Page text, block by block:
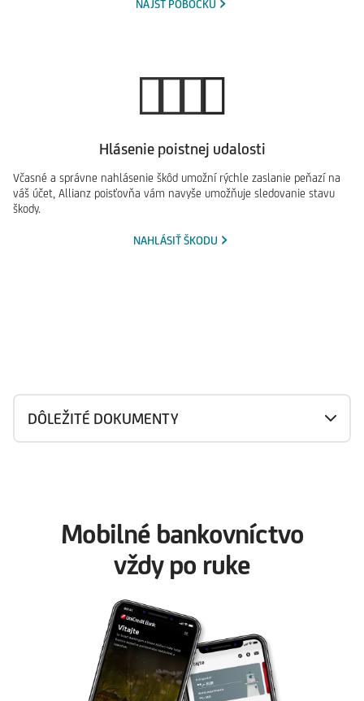
NÁJSŤ POBOČKU
Hlásenie poistnej udalosti
Včasné a správne nahlásenie škôd umožní rýchle zaslanie peňazí na
váš účet, Allianz poisťovňa vám navyše umožňuje sledovanie stavu
škody.
NAHLÁSIŤ ŠKODU
DÔLEŽITÉ DOKUMENTY
Mobilné bankovníctvo
vždy po ruke